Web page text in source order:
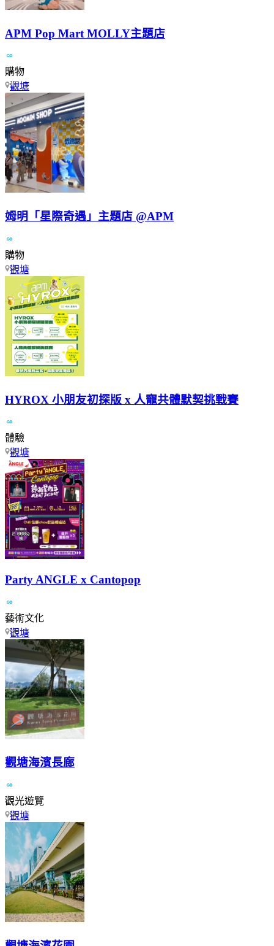
APM Pop Mart MOLLY主題店
購物
觀塘
姆明「星際奇遇」主題店 @APM
購物
觀塘
HYROX 小朋友初探版 x 人寵共體默契挑戰賽
體驗
觀塘
Party ANGLE x Cantopop
藝術文化
觀塘
觀塘海濱長廊
觀光遊覽
觀塘